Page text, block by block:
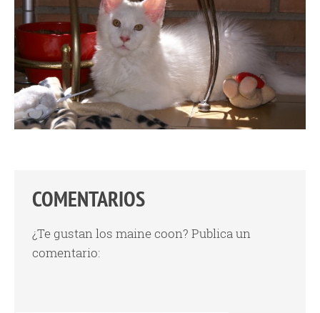
COMENTARIOS
¿Te gustan los maine coon? Publica un
comentario: